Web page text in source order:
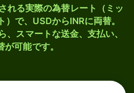
れる実際の為替レート（ミッ
）で、USDからINRに両替。
、スマートな送金、支払い、
が可能です。